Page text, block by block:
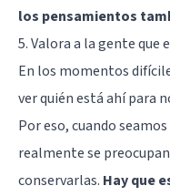
los pensamientos
5. Valora a la gente que
En los momentos
ver quién está ahí para
Por eso, cuando
realmente se
conservarlas. Hay que